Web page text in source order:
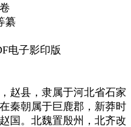
纂
电子影印版
赵县，隶属于河北省石家
秦朝属于巨鹿郡，新莽时
国。北魏置殷州，北齐改